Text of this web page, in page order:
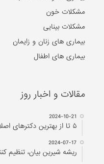
مشکلات خون
مشکلات بینایی
بیماری های زنان و زایمان
بیماری های اطفال
مقالات و اخبار روز
2024-10-21
۵ تا از بهترین دکتر‌های اصلاح مزاج در مشهد را بشناسید!
2024-07-17
ریشه شیرین بیان، تنظیم